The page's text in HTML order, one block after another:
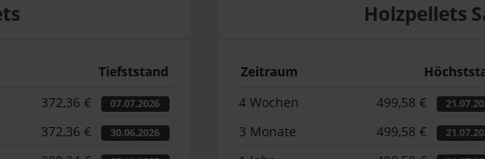
Tiefststand
372,36 € 07.07.2026
372,36 € 30.06.2026
Holzpellets
Zeitraum
4 Wochen
499,58 €
3 Monate 499,58 €